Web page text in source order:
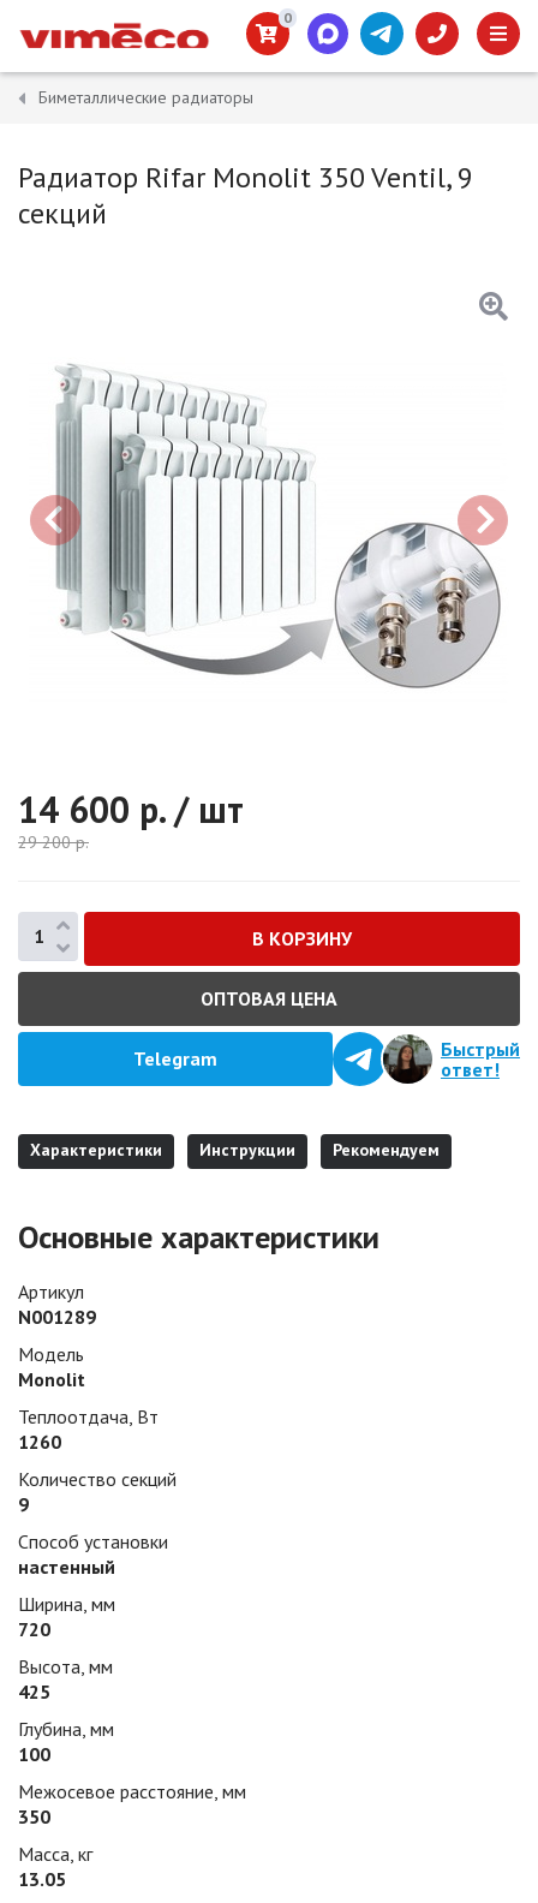
0
Биметаллические радиаторы
Радиатор Rifar Monolit 350 Ventil, 9
секций
14 600 р. / шт
29 200р.
ОПТОВАЯ ЦЕНА
Telegram
Быстрый
ответ!
Характеристики Инструкции Рекомендуем
Основные характеристики
Артикул
N001289
Модель
Monolit
Теплоотдача, Вт
1260
Количество секций
9
Способ установки
настенный
Ширина, мм
720
Высота, мм
425
Глубина, мм
100
Межосевое расстояние, мм
350
Масса, кг
13.05